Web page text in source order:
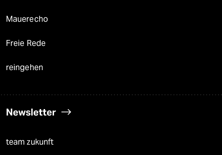
Mauerecho
Freie Rede
reingehen
Newsletter
team zukunft